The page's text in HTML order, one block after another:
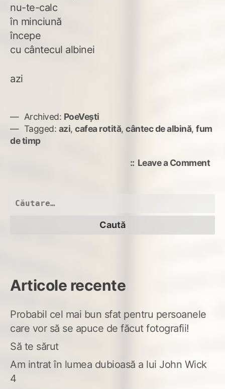
nu-te-calc
în minciună
începe
cu cântecul albinei
azi
Archived: PoeVești
Tagged: azi, cafea rotită, cântec de albină, fum
de timp
Leave a Commenton
Caută
Articole recente
Probabil cel mai bun sfat pentru persoanele
care vor să se apuce de făcut fotografii!
Să te sărut
Am intrat în lumea dubioasă a lui John Wick
4